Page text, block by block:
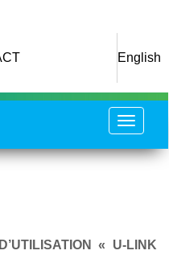
English
Toggle
« U-LINK